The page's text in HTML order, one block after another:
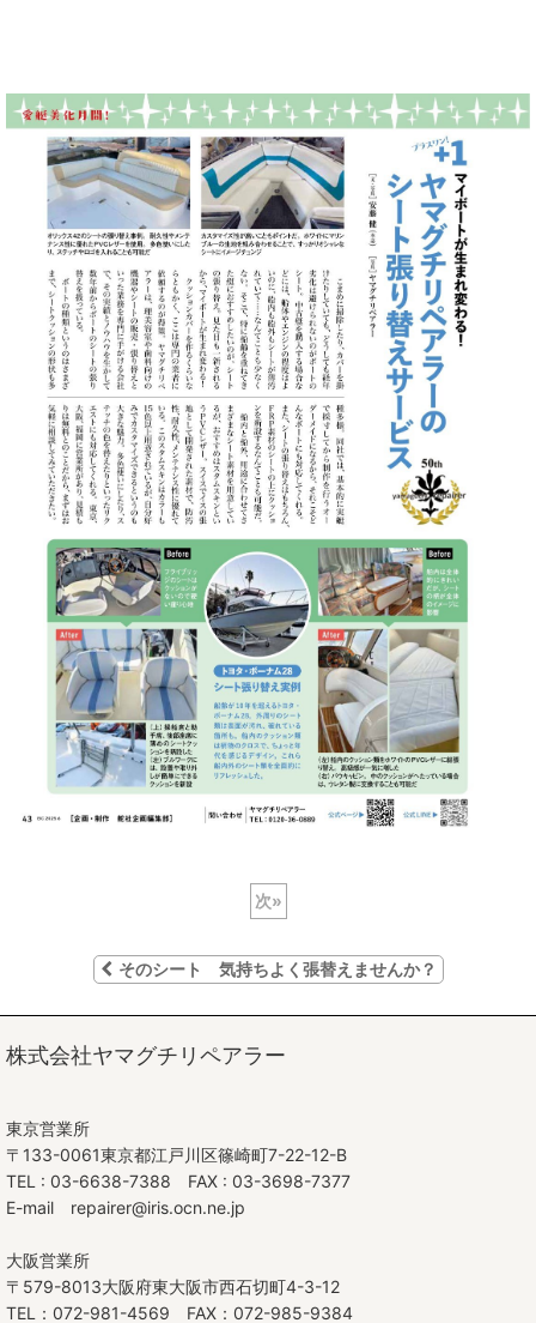
次»
そのシート 気持ちよく張替えませんか？
株式会社ヤマグチリペアラー
東京営業所
〒133-0061東京都江戸川区篠崎町7-22-12-B
TEL : 03-6638-7388 FAX : 03-3698-7377
E-mail repairer@iris.ocn.ne.jp
大阪営業所
〒579-8013大阪府東大阪市西石切町4-3-12
TEL：072-981-4569 FAX：072-985-9384